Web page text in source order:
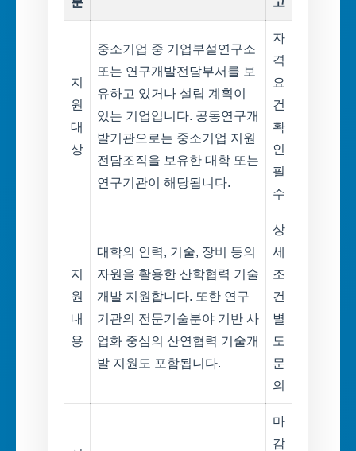
지
원
대
상
중소기업 중 기업부설연구소
또는 연구개발전담부서를 보
유하고 있거나 설립 계획이
있는 기업입니다. 공동연구개
발기관으로는 중소기업 지원
전담조직을 보유한 대학 또는
연구기관이 해당됩니다.
자
격
요
건
확
인
필
수
지
원
내
용
대학의 인력, 기술, 장비 등의
자원을 활용한 산학협력 기술
개발 지원합니다. 또한 연구
기관의 전문기술분야 기반 사
업화 중심의 산연협력 기술개
발 지원도 포함됩니다.
상
세
조
건
별
도
문
의
마
감